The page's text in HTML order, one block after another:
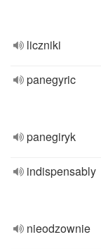
liczniki
panegyric
panegiryk
indispensably
nieodzownie